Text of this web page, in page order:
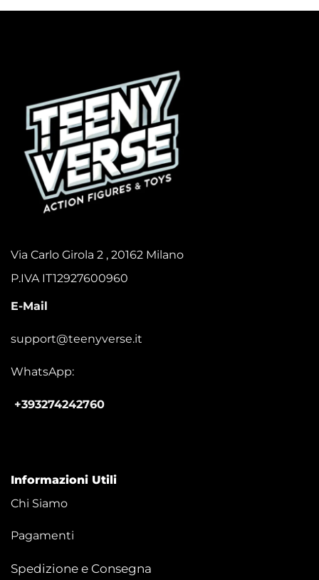
Via Carlo Girola 2 , 20162 Milano
P.IVA IT12927600960
E-Mail
support@teenyverse.it
WhatsApp:
+393274242760
Informazioni Utili
Chi Siamo
Pagamenti
Spedizione e Consegna